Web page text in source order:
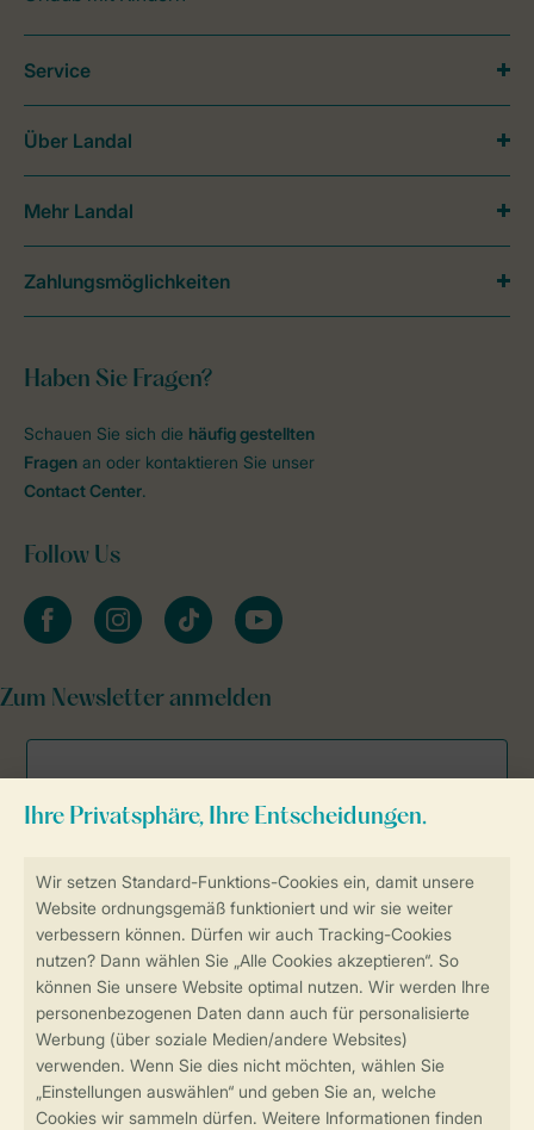
Sicherstellung Deiner Privatsphäre
Sicher und schnell zur Online-Buchung
Sichere Datenübertragung
Sicheres Bezahlen
Haben Sie Fragen?
Schauen Sie sich die häufig gestellten
Fragen an oder kontaktieren Sie unser
Contact Center.
Follow Us
facebookinstagramtiktok youtube
Zum Newsletter anmelden
Service
Über Landal
Mehr Landal
Zahlungsmöglichkeiten